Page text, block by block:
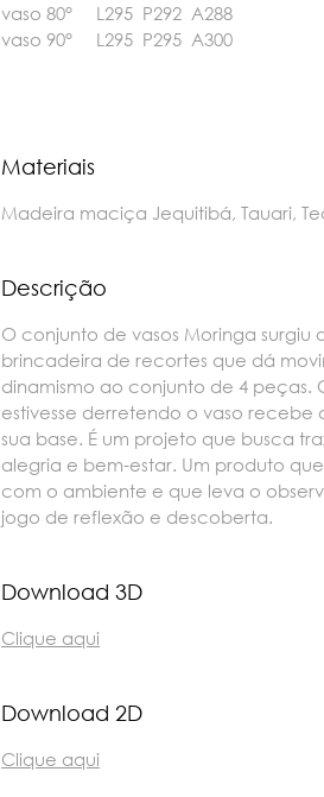
vaso 80°
L295 P292 A288
vaso 90° L295 P295 A300
Materiais
Madeira maciça Jequitibá, Tauari,
Descrição
O conjunto de vasos Moringa surgiu
brincadeira de recortes que dá
dinamismo ao conjunto de 4 peças.
estivesse derretendo o vaso recebe
sua base. É um projeto que busca
alegria e bem-estar. Um produto
com o ambiente e que leva o
jogo de reflexão e descoberta.
Download 3D
Clique aqui
Download 2D
Clique aqui